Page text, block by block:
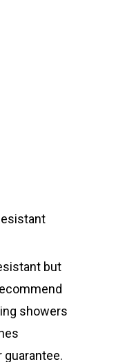
but
showers
guarantee.